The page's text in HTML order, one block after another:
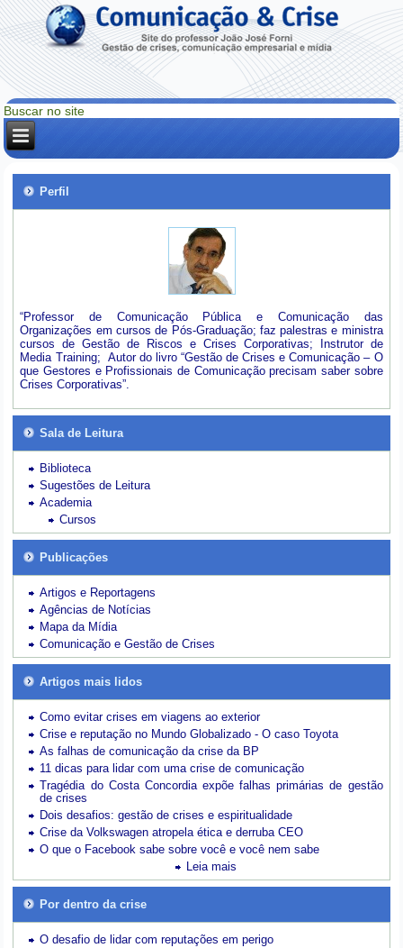
Perfil
“Professor de Comunicação Pública e Comunicação das
Organizações em cursos de Pós-Graduação; faz palestras e ministra
cursos de Gestão de Riscos e Crises Corporativas; Instrutor de
Media Training; Autor do livro “Gestão de Crises e Comunicação – O
que Gestores e Profissionais de Comunicação precisam saber sobre
Crises Corporativas”.
Sala de Leitura
Biblioteca
Sugestões de Leitura
Academia
Cursos
Publicações
Artigos e Reportagens
Agências de Notícias
Mapa da Mídia
Comunicação e Gestão de Crises
Artigos mais lidos
Como evitar crises em viagens ao exterior
Crise e reputação no Mundo Globalizado - O caso Toyota
As falhas de comunicação da crise da BP
11 dicas para lidar com uma crise de comunicação
Tragédia do Costa Concordia expõe falhas primárias de gestão
de crises
Dois desafios: gestão de crises e espiritualidade
Crise da Volkswagen atropela ética e derruba CEO
O que o Facebook sabe sobre você e você nem sabe
Leia mais
Por dentro da crise
O desafio de lidar com reputações em perigo